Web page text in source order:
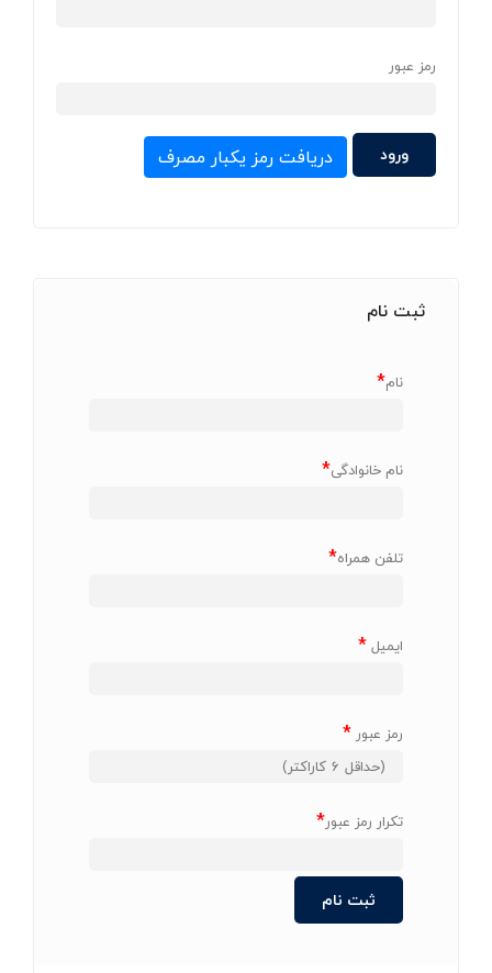
رمز عبور
دریافت رمز یکبار مصرف
ثبت نام
نام*
نام خانوادگی*
تلفن همراه*
ایمیل*
رمز عبور *
تکرار رمز عبور*